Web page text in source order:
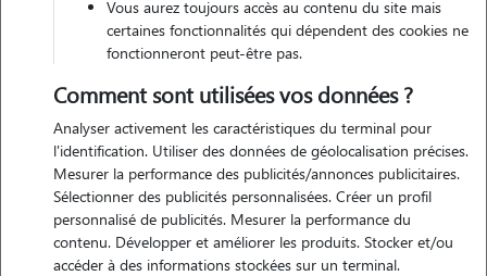
Motivation
toujours en vadrouille et en promenade dans les environs, je vous
propose un service qui permet à vos animaux de sortir, de se
dépenser et de découvrir de nouveaux horizons. offrez-leur des
balades régulières et une vraie sociabilisation, le tout sans que vous
Vous aurez toujours accès au contenu du site mais
certaines fonctionnalités qui dépendent des cookies ne
fonctionneront peut-être pas.
Comment sont utilisées vos données ?
Analyser activement les caractéristiques du terminal pour
l'identification. Utiliser des données de géolocalisation précises.
Mesurer la performance des publicités/annonces publicitaires.
Sélectionner des publicités personnalisées. Créer un profil
personnalisé de publicités. Mesurer la performance du
contenu. Développer et améliorer les produits. Stocker et/ou
accéder à des informations stockées sur un terminal.